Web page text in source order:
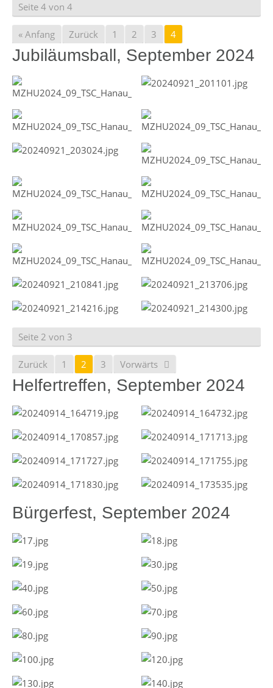
Seite 4 von 4
« Anfang Zurück 1 2 3 4
Jubiläumsball, September 2024
Seite 2 von 3
Zurück 1 2 3 Vorwärts
Helfertreffen, September 2024
Bürgerfest, September 2024